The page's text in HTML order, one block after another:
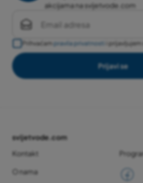
akcijama na svijetvode.com
Prihvaćam pravila privatnosti i
Prijavi se
svijetvode.com
Kontakt
O nama